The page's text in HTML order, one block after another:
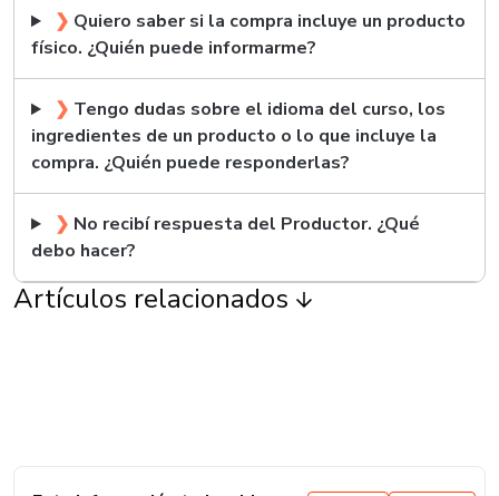
❯ Quiero saber si la compra incluye un producto
físico. ¿Quién puede informarme?
❯ Tengo dudas sobre el idioma del curso, los
ingredientes de un producto o lo que incluye la
compra. ¿Quién puede responderlas?
❯ No recibí respuesta del Productor. ¿Qué
debo hacer?
Artículos relacionados